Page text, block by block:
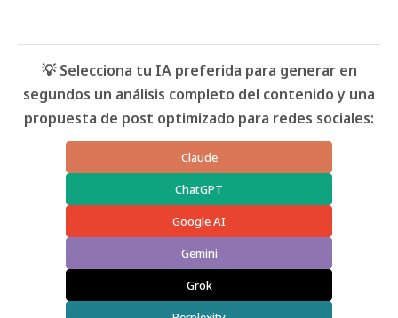
💡 Selecciona tu IA preferida para generar en
segundos un análisis completo del contenido y una
propuesta de post optimizado para redes sociales:
Claude
ChatGPT
Google AI
Gemini
Grok